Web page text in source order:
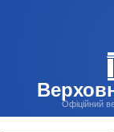
Офіційний